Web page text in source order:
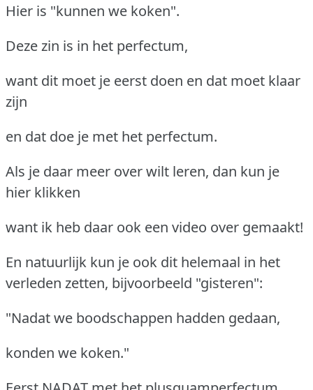
Hier is "kunnen we koken".
Deze zin is in het perfectum,
want dit moet je eerst doen en dat moet klaar
zijn
en dat doe je met het perfectum.
Als je daar meer over wilt leren, dan kun je
hier klikken
want ik heb daar ook een video over gemaakt!
En natuurlijk kun je ook dit helemaal in het
verleden zetten, bijvoorbeeld "gisteren":
"Nadat we boodschappen hadden gedaan,
konden we koken."